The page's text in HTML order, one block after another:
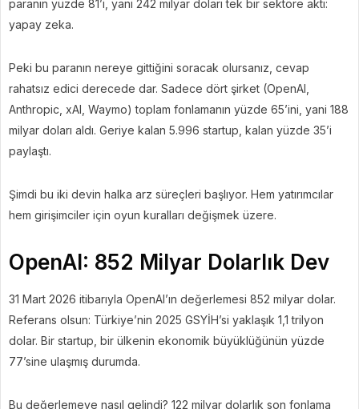
paranın yüzde 81’i, yani 242 milyar doları tek bir sektöre aktı:
yapay zeka.
Peki bu paranın nereye gittiğini soracak olursanız, cevap
rahatsız edici derecede dar. Sadece dört şirket (OpenAI,
Anthropic, xAI, Waymo) toplam fonlamanın yüzde 65’ini, yani 188
milyar doları aldı. Geriye kalan 5.996 startup, kalan yüzde 35’i
paylaştı.
Şimdi bu iki devin halka arz süreçleri başlıyor. Hem yatırımcılar
hem girişimciler için oyun kuralları değişmek üzere.
OpenAI: 852 Milyar Dolarlık Dev
31 Mart 2026 itibarıyla OpenAI’ın değerlemesi 852 milyar dolar.
Referans olsun: Türkiye’nin 2025 GSYİH’si yaklaşık 1,1 trilyon
dolar. Bir startup, bir ülkenin ekonomik büyüklüğünün yüzde
77’sine ulaşmış durumda.
Bu değerlemeye nasıl gelindi? 122 milyar dolarlık son fonlama